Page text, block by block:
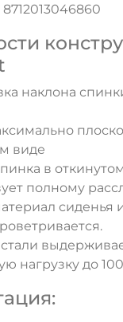
наклона
виде
в
полному
сиденья
стали
нагрузку до 100